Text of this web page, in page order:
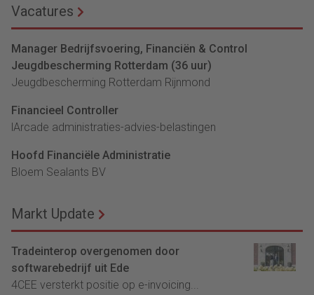
Vacatures
Manager Bedrijfsvoering, Financiën & Control
Jeugdbescherming Rotterdam (36 uur)
Jeugdbescherming Rotterdam Rijnmond
Financieel Controller
lArcade administraties-advies-belastingen
Hoofd Financiële Administratie
Bloem Sealants BV
Markt Update
Tradeinterop overgenomen door
softwarebedrijf uit Ede
4CEE versterkt positie op e-invoicing...